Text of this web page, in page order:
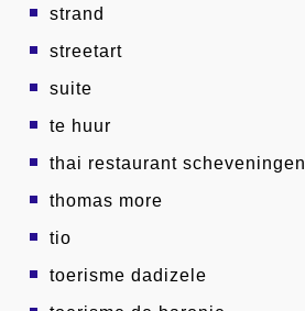
strand
streetart
suite
te huur
thai restaurant scheveningen
thomas more
tio
toerisme dadizele